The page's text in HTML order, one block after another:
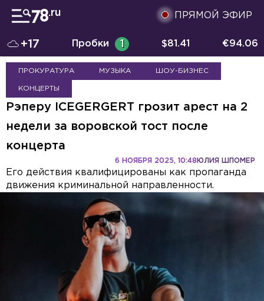
ПРЯМОЙ ЭФИР
+17 Пробки 1 $81.41 €94.06
ПРОКУРАТУРА МУЗЫКА ШОУ-БИЗНЕС
КОНЦЕРТЫ
Рэперу ICEGERGERT грозит арест на 2
недели за воровской тост после
концерта
ЮЛИЯ ШПОМЕР
6 НОЯБРЯ 2025, 10:48
Его действия квалифицированы как пропаганда
движения криминальной направленности.